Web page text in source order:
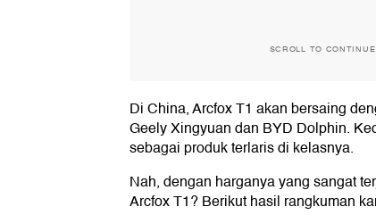
SCROLL TO
Di China, Arcfox T1 akan bersaing
Geely Xingyuan dan BYD Dolphin.
sebagai produk terlaris di kelasnya.
Nah, dengan harganya yang sangat
Arcfox T1? Berikut hasil rangkuman